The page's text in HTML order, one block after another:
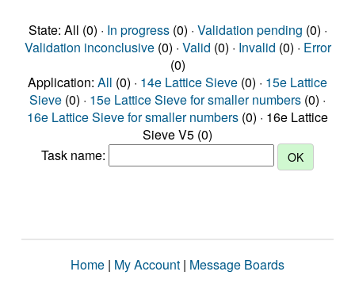
State: All (0) · In progress(0) · Validation pending (0) ·
Validation inconclusive(0) · Valid (0) · Invalid (0) · Error
(0)
Application: All (0) · 14e Lattice Sieve (0) · 15e Lattice
Sieve (0) · 15e Lattice Sieve for smaller numbers (0) ·
16e Lattice Sieve for smaller numbers (0) · 16e Lattice
Sieve V5 (0)
Task name:
Home | My Account | Message Boards